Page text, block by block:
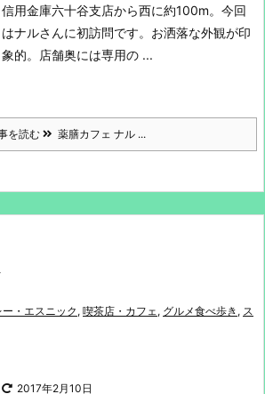
信用金庫六十谷支店から西に約100m。 今回
はナルさんに初訪問です。 お洒落な外観が印
象的。
店舗奥には専用の ...
を読む 薬膳カフェ ナル ...
ー・エスニック , 喫茶店・カフェ, グルメ食べ歩き , ス
2017年2月10日